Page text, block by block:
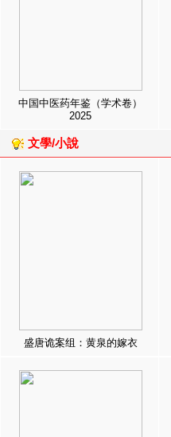
中国中医药年鉴（学术卷）
2025
文學/小說
盛唐诡案组：黄泉的嫁衣